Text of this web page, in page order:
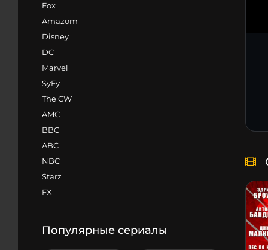
Fox
Amazom
Disney
DC
Marvel
SyFy
The CW
AMC
BBC
ABC
NBC
Starz
FX
Популярные сериалы